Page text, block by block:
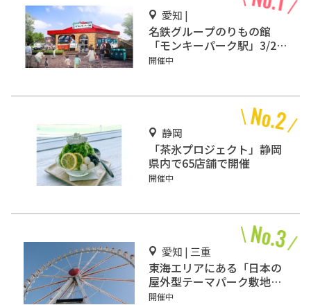
愛知 |
名鉄グループのりもの館
「モンキーパーク駅」3/2オ
ープン
開催中
静岡
「茶氷プロジェクト」静岡
県内で65店舗で開催
開催中
愛知 | 三重
東海エリアにある「日本の
屋外型テーマパーク敷地面
積ランキング」入りしてい
開催中